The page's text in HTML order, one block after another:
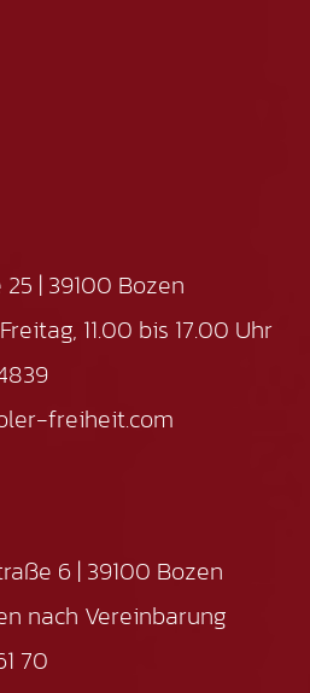
| 39100 Bozen
11.00 bis 17.00 Uhr
freiheit.com
6 | 39100 Bozen
nach Vereinbarung
70